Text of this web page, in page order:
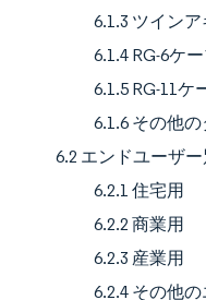
6.1.3 ツイン
6.1.4 RG-6ケ
6.1.5 RG-11ケ
6.1.6 その他
6.2 エンドユーザー
6.2.1 住宅用
6.2.2 商業用
6.2.3 産業用
6.2.4 その他